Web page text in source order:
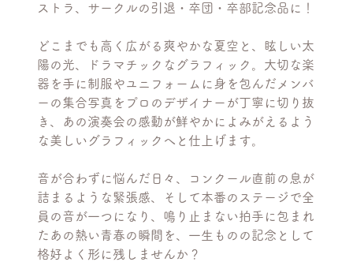
ストラ、サークルの引退・卒団・卒部記念品に！
どこまでも高く広がる爽やかな夏空と、眩しい太
陽の光、ドラマチックなグラフィック。大切な楽
器を手に制服やユニフォームに身を包んだメンバ
ーの集合写真をプロのデザイナーが丁寧に切り抜
き、あの演奏会の感動が鮮やかによみがえるよう
な美しいグラフィックへと仕上げます。
音が合わずに悩んだ日々、コンクール直前の息が
詰まるような緊張感、そして本番のステージで全
員の音が一つになり、鳴り止まない拍手に包まれ
たあの熱い青春の瞬間を、一生ものの記念として
格好よく形に残しませんか？